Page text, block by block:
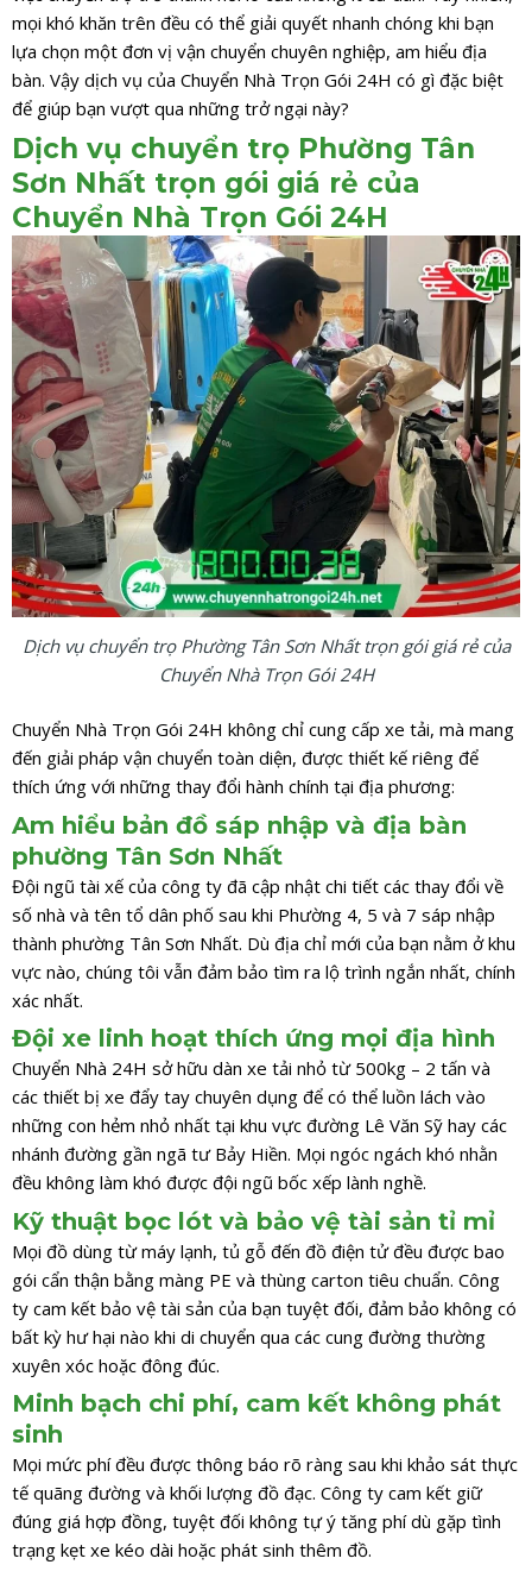
mọi khó khăn trên đều có thể giải quyết nhanh chóng khi bạn
lựa chọn một đơn vị vận chuyển chuyên nghiệp, am hiểu địa
bàn. Vậy dịch vụ của Chuyển Nhà Trọn Gói 24H có gì đặc biệt
để giúp bạn vượt qua những trở ngại này?
Dịch vụ chuyển trọ Phường Tân
Sơn Nhất trọn gói giá rẻ của
Chuyển Nhà Trọn Gói 24H
Dịch vụ chuyển trọ Phường Tân Sơn Nhất trọn gói giá rẻ của
Chuyển Nhà Trọn Gói 24H
Chuyển Nhà Trọn Gói 24H không chỉ cung cấp xe tải, mà mang
đến giải pháp vận chuyển toàn diện, được thiết kế riêng để
thích ứng với những thay đổi hành chính tại địa phương:
Am hiểu bản đồ sáp nhập và địa bàn
phường Tân Sơn Nhất
Đội ngũ tài xế của công ty đã cập nhật chi tiết các thay đổi về
số nhà và tên tổ dân phố sau khi Phường 4, 5 và 7 sáp nhập
thành phường Tân Sơn Nhất. Dù địa chỉ mới của bạn nằm ở khu
vực nào, chúng tôi vẫn đảm bảo tìm ra lộ trình ngắn nhất, chính
xác nhất.
Đội xe linh hoạt thích ứng mọi địa hình
Chuyển Nhà 24H sở hữu dàn xe tải nhỏ từ 500kg – 2 tấn và
các thiết bị xe đẩy tay chuyên dụng để có thể luồn lách vào
những con hẻm nhỏ nhất tại khu vực đường Lê Văn Sỹ hay các
nhánh đường gần ngã tư Bảy Hiền. Mọi ngóc ngách khó nhằn
đều không làm khó được đội ngũ bốc xếp lành nghề.
Kỹ thuật bọc lót và bảo vệ tài sản tỉ mỉ
Mọi đồ dùng từ máy lạnh, tủ gỗ đến đồ điện tử đều được bao
gói cẩn thận bằng màng PE và thùng carton tiêu chuẩn. Công
ty cam kết bảo vệ tài sản của bạn tuyệt đối, đảm bảo không có
bất kỳ hư hại nào khi di chuyển qua các cung đường thường
xuyên xóc hoặc đông đúc.
Minh bạch chi phí, cam kết không phát
sinh
Mọi mức phí đều được thông báo rõ ràng sau khi khảo sát thực
tế quãng đường và khối lượng đồ đạc. Công ty cam kết giữ
đúng giá hợp đồng, tuyệt đối không tự ý tăng phí dù gặp tình
trạng kẹt xe kéo dài hoặc phát sinh thêm đồ.